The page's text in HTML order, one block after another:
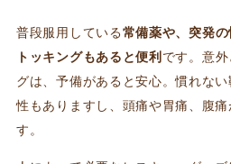
普段服用している常備薬や、突発
トッキングもあると便利 です。意
グは、予備があると安心。慣れな
性もありますし、頭痛や胃痛、腹
す。